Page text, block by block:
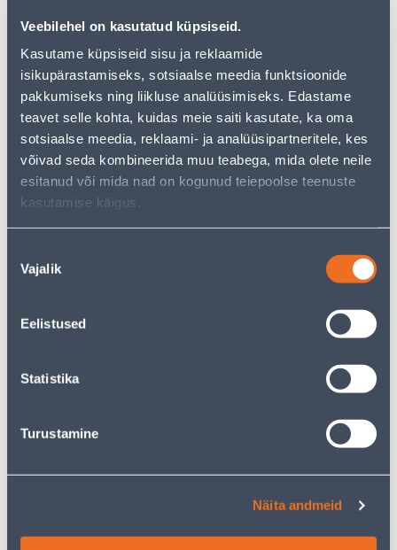
Veebilehel on kasutatud küpsiseid.
Kasutame küpsiseid sisu ja reklaamide
isikupärastamiseks, sotsiaalse meedia funktsioonide
pakkumiseks ning liikluse analüüsimiseks. Edastame
teavet selle kohta, kuidas meie saiti kasutate, ka oma
sotsiaalse meedia, reklaami- ja analüüsipartneritele, kes
võivad seda kombineerida muu teabega, mida olete neile
esitanud või mida nad on kogunud teiepoolse teenuste
kasutamise käigus.
valik
Vajalik
Eelistused
Statistika
Turustamine
Näita andmeid
KATTEPLAAT
KÕLARIPESALE DELTA
SÜSINIK
5
KATTEPLAAT
KÕLARIPESALE DELTA
ALUMIINIUM
5
ALFA METALLIK
TV PESA KOMPLEKTNE